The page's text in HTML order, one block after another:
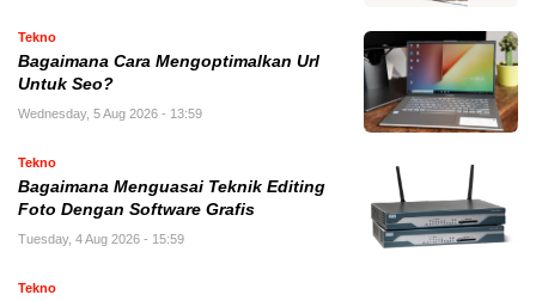
Tekno
Bagaimana Cara Mengoptimalkan Url
Untuk Seo?
Wednesday, 5 Aug 2026 - 13:59
Tekno
Bagaimana Menguasai Teknik Editing
Foto Dengan Software Grafis
Tuesday, 4 Aug 2026 - 15:59
Tekno